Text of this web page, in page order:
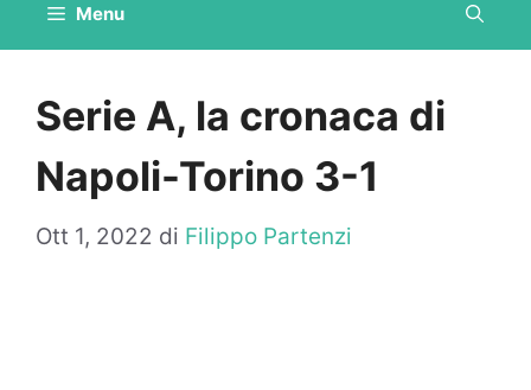
Menu
Serie A, la cronaca di
Napoli-Torino 3-1
Ott 1, 2022 di Filippo Partenzi